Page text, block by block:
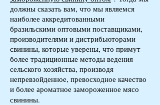
должны сказать вам, что мы являемся
наиболее аккредитованными
бразильскими оптовыми поставщиками,
производителями и дистрибьюторами
свинины, которые уверены, что примут
более традиционные методы ведения
сельского хозяйства, производя
непревзойденное, превосходное качество
и более ароматное замороженное мясо
свинины.